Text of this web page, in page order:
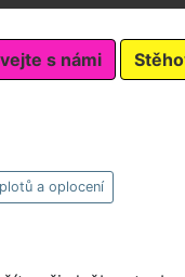
s námi
a oplocení